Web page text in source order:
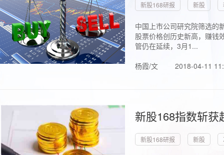
新股168研报 新股
中国上市公司研究院筛选的
股票价格创历史新高，赚钱
管仍在延续，3月1...
杨霞/文
2018-04-11
新股168指数斩
新股168研报 新股